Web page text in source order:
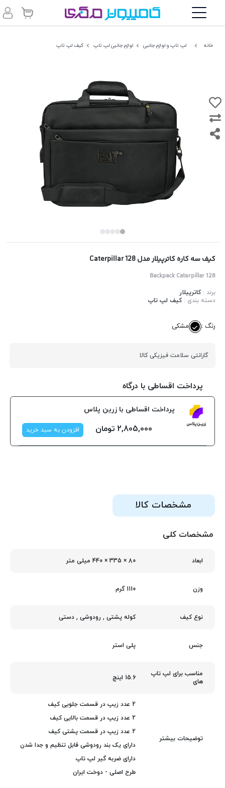
خانه لپ تاپ و لوازم جانبی لوازم جانبی لپ تاپ کیف لپ تاپ
کیف سه کاره کاترپیلار مدل Caterpillar 128
Backpack Caterpillar 128
برند :کاترپیلار
دسته بندی :کیف لپ تاپ
رنگ : مشکی
گارانتی سلامت فیزیکی کالا
پرداخت اقساطی با درگاه
پرداخت اقساطی با زرین پلاس
2,805,000 تومان افزودن به سبد خرید
مشخصات کالا
مشخصات کلی
ابعاد 80 × 335 × 440 میلی‌ متر
وزن 1110 گرم
نوع کیف کوله پشتی , رودوشی , دستی
جنس پلی استر
مناسب برای لپ تاپ
های
15.6 اینچ
توضیحات بیشتر
2 عدد زیپ در قسمت جلویی کیف
2 عدد زیپ در قسمت بالایی کیف
2 عدد زیپ در قسمت پشتی کیف
دارای یک بند رودوشی قابل تنظیم و جدا شدن
دارای ضربه گیر لپ تاپ
طرح اصلی - دوخت ایران